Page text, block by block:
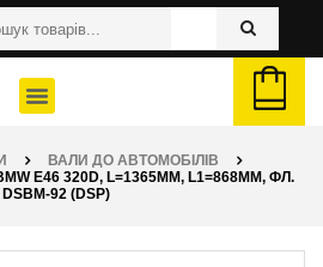
ВАЛИ ДО АВТОМОБІЛІВ
E46 320D, L=1365ММ, L1=868ММ, ФЛ.
92 (DSP)